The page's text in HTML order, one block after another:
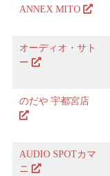
ANNEX MITO
オーディオ・サト
ー
のだや 宇都宮店
AUDIO SPOTカマ
ニ